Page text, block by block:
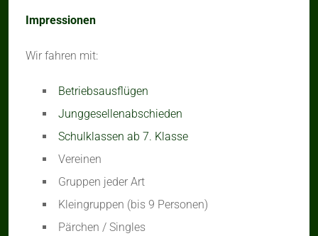
Impressionen
Wir fahren mit:
Betriebsausflügen
Junggesellenabschieden
Schulklassen ab 7. Klasse
Vereinen
Gruppen jeder Art
Kleingruppen (bis 9 Personen)
Pärchen / Singles